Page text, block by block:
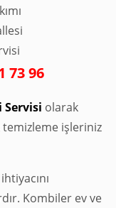
73 96
olarak
temizleme işleriniz
Kombiler ev ve